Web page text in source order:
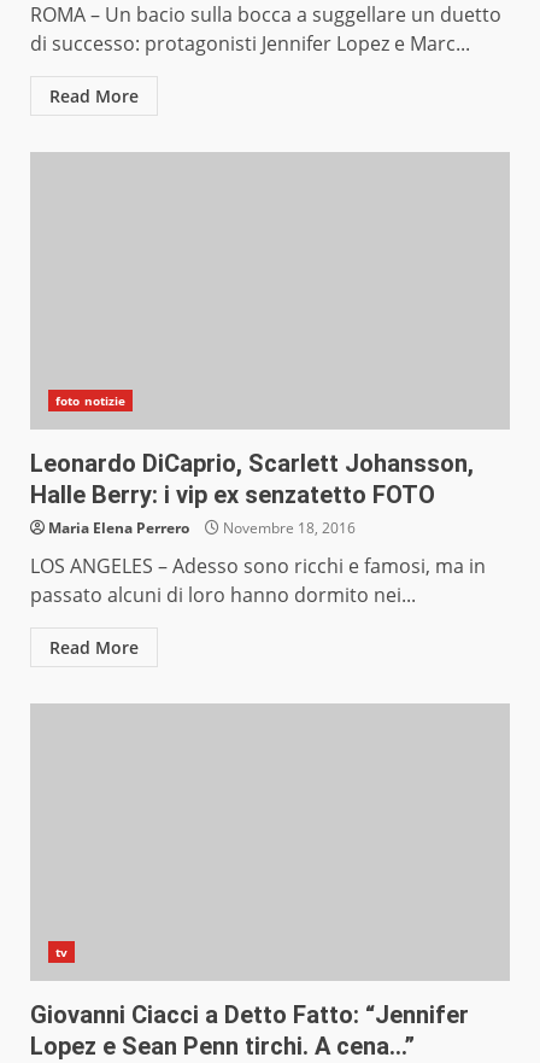
ROMA – Un bacio sulla bocca a suggellare un duetto
di successo: protagonisti Jennifer Lopez e Marc...
Read More
foto notizie
Leonardo DiCaprio, Scarlett Johansson,
Halle Berry: i vip ex senzatetto FOTO
Maria Elena Perrero Novembre 18, 2016
LOS ANGELES – Adesso sono ricchi e famosi, ma in
passato alcuni di loro hanno dormito nei...
Read More
tv
Giovanni Ciacci a Detto Fatto: “Jennifer
Lopez e Sean Penn tirchi. A cena…”